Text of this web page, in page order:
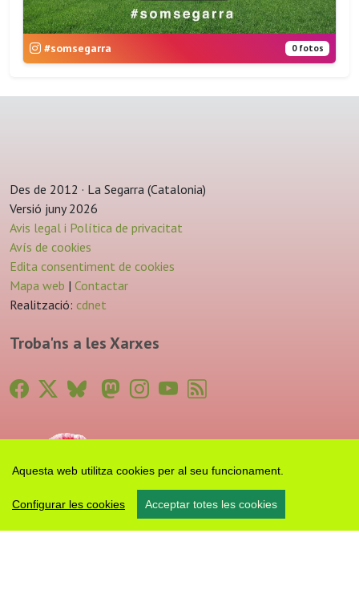
Aquesta web utilitza cookies per al seu funcionament.
Configurar les cookies Acceptar totes les cookies
#somsegarra 0 fotos
Des de 2012 · La Segarra (Catalonia)
Versió juny 2026
Avis legal i Política de privacitat
Avís de cookies
Edita consentiment de cookies
Mapa web | Contactar
Realització: cdnet
Troba'ns a les Xarxes